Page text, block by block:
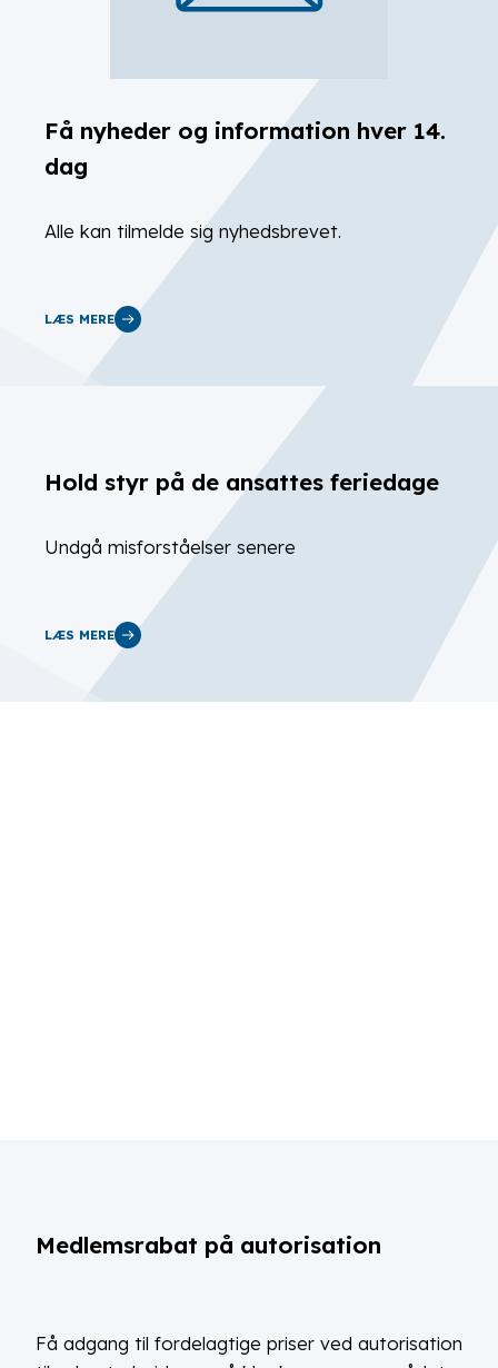
Få nyheder og information hver 14.
dag
Alle kan tilmelde sig nyhedsbrevet.
LÆS MERE
Hold styr på de ansattes feriedage
Undgå misforståelser senere
LÆS MERE
Medlemsrabat på autorisation
Få adgang til fordelagtige priser ved autorisation